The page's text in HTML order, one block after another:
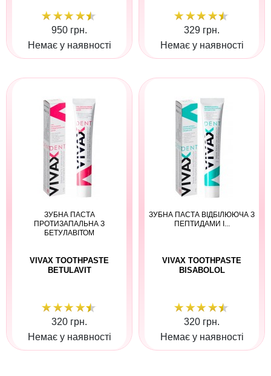
950 грн.
Немає у наявності
329 грн.
Немає у наявності
ЗУБНА ПАСТА
ПРОТИЗАПАЛЬНА З
БЕТУЛАВІТОМ
VIVAX TOOTHPASTE
BETULAVIT
320 грн.
Немає у наявності
ЗУБНА ПАСТА ВІДБІЛЮЮЧА З
ПЕПТИДАМИ І...
VIVAX TOOTHPASTE
BISABOLOL
320 грн.
Немає у наявності